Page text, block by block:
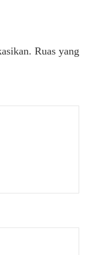
Ruas yang